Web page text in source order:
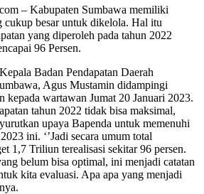
– Kabupaten Sumbawa memiliki
cukup besar untuk dikelola. Hal itu
yang diperoleh pada tahun 2022
96 Persen.
Badan Pendapatan Daerah
Agus Mustamin didampingi
kepada wartawan Jumat 20 Januari 2023.
tahun 2022 tidak bisa maksimal,
upaya Bapenda untuk memenuhi
ini. ‘’Jadi secara umum total
1,7 Triliun terealisasi sekitar 96 persen.
belum bisa optimal, ini menjadi catatan
kita evaluasi. Apa apa yang menjadi